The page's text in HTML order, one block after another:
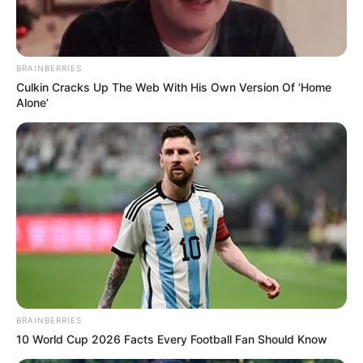
3. A legnagyobb kérdés: miért nem tett vallomást?
Az ügy legkényesebb pontja, hogy Varga Judit a
nyomozás során nem tett vallomást. Ez politikailag
különösen erős támadási felület, mert amit a
nyilvánosság előtt elmondott, azt a
büntetőeljárásban vallomással nem támasztotta
alá.
BRAINBERRIES
Culkin Cracks Up The Web With His Own Version Of ‘Home
Alone’
BRAINBERRIES
10 World Cup 2026 Facts Every Football Fan Should Know